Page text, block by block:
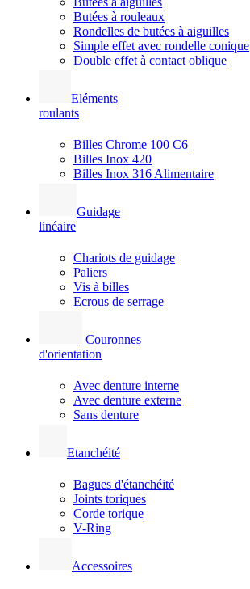
Butées à rouleaux
Rondelles de butées à aiguilles
Simple effet avec rondelle conique
Double effet à contact oblique
Eléments
roulants
Billes Chrome 100 C6
Billes Inox 420
Billes Inox 316 Alimentaire
Guidage
linéaire
Chariots de guidage
Paliers
Vis à billes
Ecrous de serrage
Couronnes
d'orientation
Avec denture interne
Avec denture externe
Sans denture
Etanchéité
Bagues d'étanchéité
Joints toriques
Corde torique
V-Ring
Accessoires